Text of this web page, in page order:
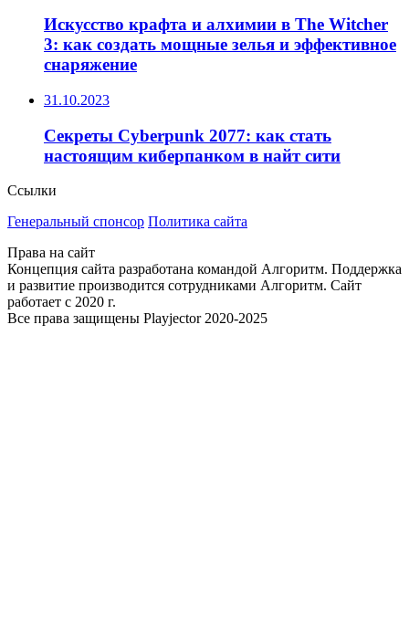
Искусство крафта и алхимии в The Witcher
3: как создать мощные зелья и эффективное
снаряжение
31.10.2023
Секреты Cyberpunk 2077: как стать
настоящим киберпанком в найт сити
Ссылки
Генеральный спонсор Политика сайта
Права на сайт
Концепция сайта разработана командой Алгоритм. Поддержка
и развитие производится сотрудниками Алгоритм. Сайт
работает с 2020 г.
Все права защищены Playjector 2020-2025